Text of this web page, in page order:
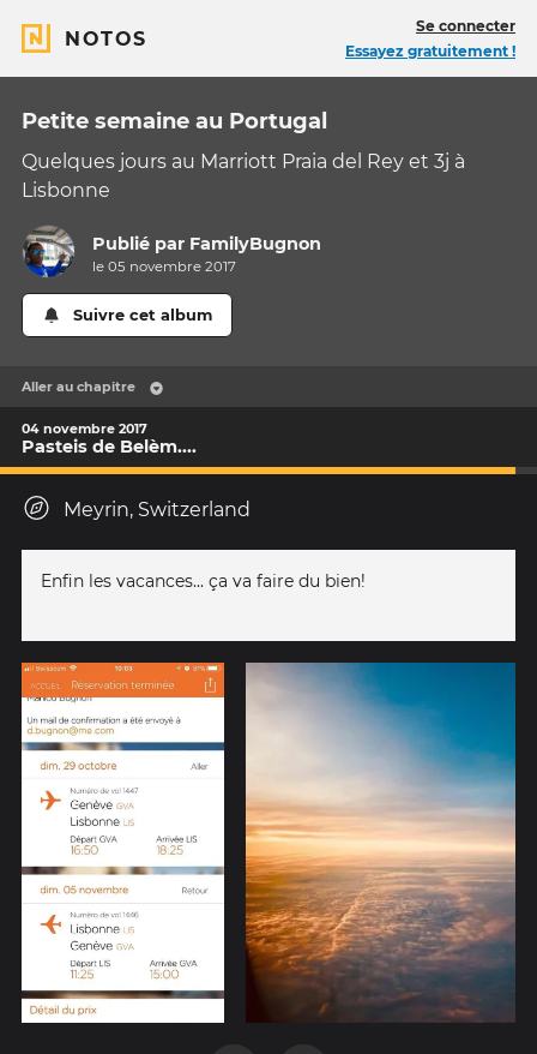
NOTOS
Se connecter
Essayez gratuitement !
Petite semaine au Portugal
Quelques jours au Marriott Praia del Rey et 3j à
Lisbonne
Publié par FamilyBugnon
le 05 novembre 2017
Suivre cet album
Aller au chapitre
04 novembre 2017
Pasteis de Belèm....
Meyrin, Switzerland
Enfin les vacances... ça va faire du bien!